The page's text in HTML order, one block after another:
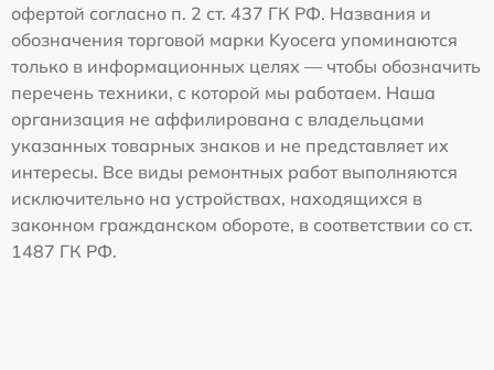
офертой согласно п. 2 ст. 437 ГК РФ. Названия и
обозначения торговой марки Kyocera упоминаются
только в информационных целях — чтобы обозначить
перечень техники, с которой мы работаем. Наша
организация не аффилирована с владельцами
указанных товарных знаков и не представляет их
интересы. Все виды ремонтных работ выполняются
исключительно на устройствах, находящихся в
законном гражданском обороте, в соответствии со ст.
1487 ГК РФ.